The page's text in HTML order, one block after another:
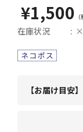
¥1,500
在庫状況 ×
【お届け目安